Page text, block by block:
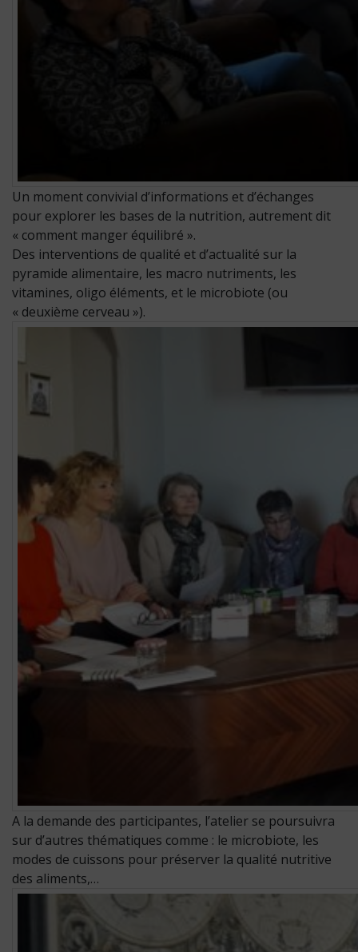
Un moment convivial d’informations et d’échanges
pour explorer les bases de la nutrition, autrement dit
« comment manger équilibré ».
Des interventions de qualité et d’actualité sur la
pyramide alimentaire, les macro nutriments, les
vitamines, oligo éléments, et le microbiote (ou
« deuxième cerveau »).
A la demande des participantes, l’atelier se poursuivra
sur d’autres thématiques comme : le microbiote, les
modes de cuissons pour préserver la qualité nutritive
des aliments,…